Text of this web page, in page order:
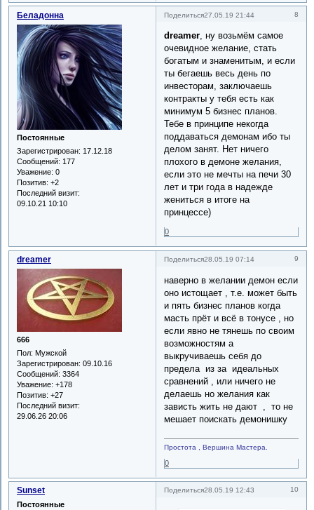
Поделиться 8
27.05.19 21:44
Беладонна
Постоянные
Зарегистрирован: 17.12.18
Сообщений: 177
Уважение: 0
Позитив: +2
Последний визит:
09.10.21 10:10
dreamer, ну возьмём самое
очевидное желание, стать
богатым и знаменитым, и если
ты бегаешь весь день по
инвесторам, заключаешь
контракты у тебя есть как
минимум 5 бизнес планов.
Тебе в принципе некогда
поддаваться демонам ибо ты
делом занят. Нет ничего
плохого в демоне желания,
если это не мечты на печи 30
лет и три года в надежде
жениться в итоге на
принцессе)
0
Поделиться 9
28.05.19 07:14
dreamer
666
Пол: Мужской
Зарегистрирован: 09.10.16
Сообщений: 3364
Уважение: +178
Позитив: +27
Последний визит:
29.06.26 20:06
наверно в желании демон если
оно истощает , т.е. может быть
и пять бизнес планов когда
масть прёт и всё в тонусе , но
если явно не тянешь по своим
возможностям а
выкручиваешь себя до
предела из за идеальных
сравнений , или ничего не
делаешь но желания как
зависть жить не дают , то не
мешает поискать демонишку
Простота , Вершина Мастера.
0
Поделиться 10
28.05.19 12:43
Sunset
Постоянные